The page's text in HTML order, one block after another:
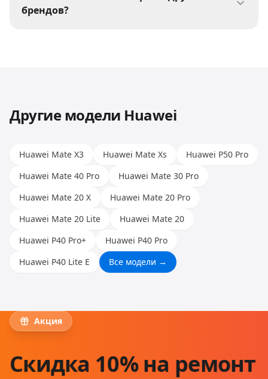
аккумулятор, проблемы с платой, залитие.
брендов?
Другие модели Huawei
Huawei Mate X3 Huawei Mate Xs
Huawei P50 Pro
Huawei Mate 40 Pro
Huawei Mate 30 Pro
Huawei Mate 20 X
Huawei Mate 20 Pro
Huawei Mate 20 Lite
Huawei Mate 20
Huawei P40 Pro+
Huawei P40 Pro
Huawei P40 Lite E
Все модели →
Акция
Скидка 10% на ремонт